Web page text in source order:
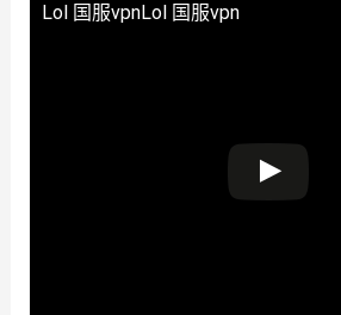
Lol 国服vpnLol 国服vpn